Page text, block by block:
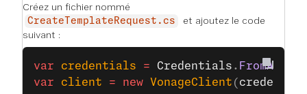
Créez un fichier nommé
CreateTemplateRequest.cs
et ajoutez le code
suivant :
var credentials = Credentials .
var client = new VonageClient (